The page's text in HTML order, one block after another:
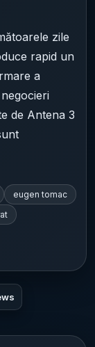
zile
rapid un
a
de Antena 3
eugen tomac